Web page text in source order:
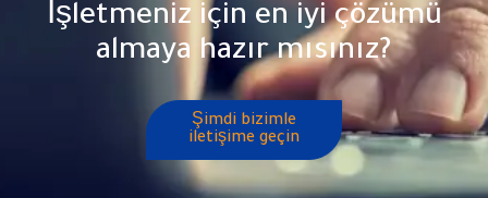
İşletmeniz için en iyi çözümü
almaya hazır mısınız?
Şimdi bizimle
iletişime geçin